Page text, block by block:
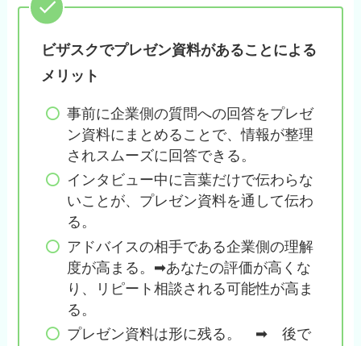
ビザスクでプレゼン資料があることによる
メリット
事前に企業側の質問への回答をプレゼ
ン資料にまとめることで、情報が整理
されスムーズに回答できる。
インタビュー中に言葉だけで伝わらな
いことが、プレゼン資料を通して伝わ
る。
アドバイスの相手である企業側の理解
度が高まる。➡あなたの評価が高くな
り、リピート相談される可能性が高ま
る。
プレゼン資料は形に残る。 ➡ 後で